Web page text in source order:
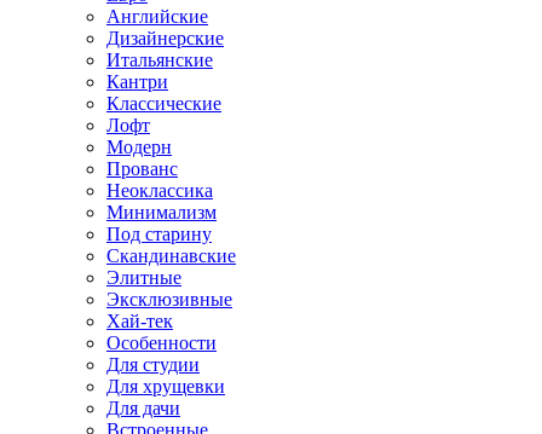
Английские
Дизайнерские
Итальянские
Кантри
Классические
Лофт
Модерн
Прованс
Неоклассика
Минимализм
Под старину
Скандинавские
Элитные
Эксклюзивные
Хай-тек
Особенности
Для студии
Для хрущевки
Для дачи
Встроенные